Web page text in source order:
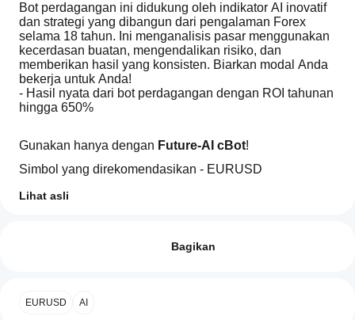
Bot perdagangan ini didukung oleh indikator AI inovatif
dan strategi yang dibangun dari pengalaman Forex
selama 18 tahun. Ini menganalisis pasar menggunakan
kecerdasan buatan, mengendalikan risiko, dan
memberikan hasil yang konsisten. Biarkan modal Anda
bekerja untuk Anda!
- Hasil nyata dari bot perdagangan dengan ROI tahunan
hingga 650%
Gunakan hanya dengan Future-AI cBot!
Simbol yang direkomendasikan - EURUSD
Kerangka waktu yang direkomendasikan - H3, H2
Lihat asli
Ulasan pelanggan
instalasi,
tambahkan
cTrader
Bagikan
EURUSD AI